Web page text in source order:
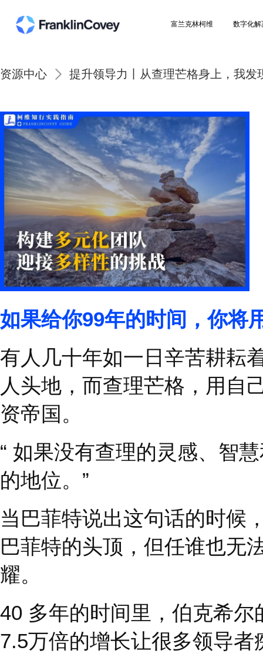
富兰克林柯维
如果给你99年的时间，
有人几十年如一日辛苦
人头地，而查理芒格，
资帝国。
“ 如果没有查理的灵感
的地位。 ”
当巴菲特说出这句话的
巴菲特的头顶，但任谁